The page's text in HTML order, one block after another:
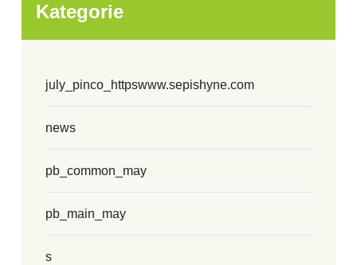
Kategorie
july_pinco_httpswww.sepishyne.com
news
pb_common_may
pb_main_may
s